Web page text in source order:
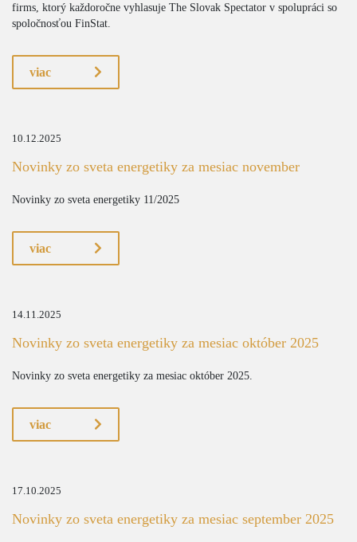
firms, ktorý každoročne vyhlasuje The Slovak Spectator v spolupráci so
spoločnosťou FinStat.
viac
10.12.2025
Novinky zo sveta energetiky za mesiac november
Novinky zo sveta energetiky 11/2025
viac
14.11.2025
Novinky zo sveta energetiky za mesiac október 2025
Novinky zo sveta energetiky za mesiac október 2025.
viac
17.10.2025
Novinky zo sveta energetiky za mesiac september 2025